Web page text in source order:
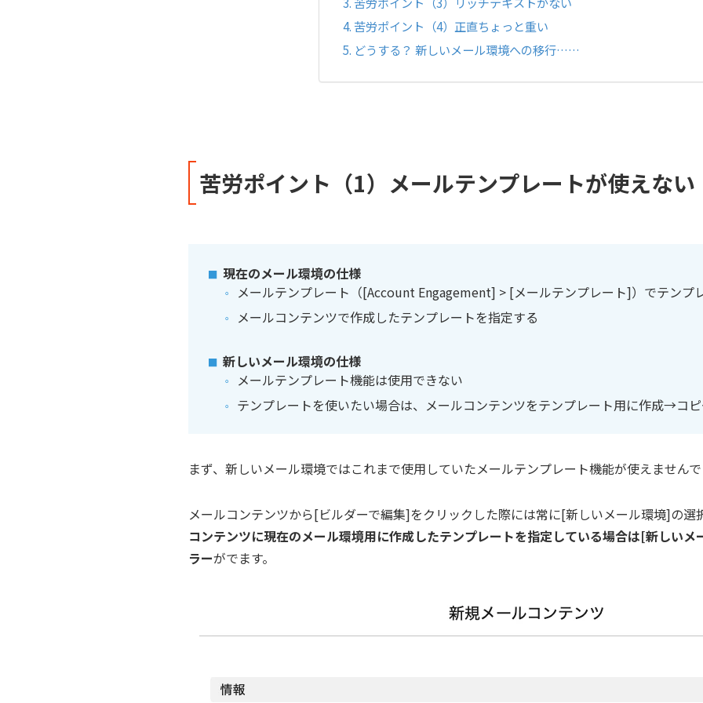
苦労ポイント（4）正直ちょっと重い
どうする？ 新しいメール環境への移行……
苦労ポイント（1）メールテンプレートが使えない
現在のメール環境の仕様
メールテンプレート（[Account Engagement] > [メールテンプレート]）でテンプ
メールコンテンツで作成したテンプレートを指定する
新しいメール環境の仕様
メールテンプレート機能は使用できない
テンプレートを使いたい場合は、メールコンテンツをテンプレート用に作成→コ
まず、新しいメール環境ではこれまで使用していたメールテンプレート機能が使えませんで
メールコンテンツから[ビルダーで編集]をクリックした際には常に[新しいメール環境]の選
コンテンツに現在のメール環境用に作成したテンプレートを指定している場合は[新しい
ラーがでます。